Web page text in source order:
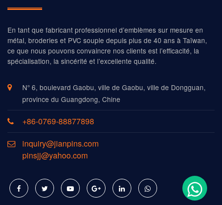
En tant que fabricant professionnel d’emblèmes sur mesure en
métal, broderies et PVC souple depuis plus de 40 ans à Taïwan,
ce que nous pouvons convaincre nos clients est l’efficacité, la
spécialisation, la sincérité et l’excellente qualité.
N° 6, boulevard Gaobu, ville de Gaobu, ville de Dongguan,
province du Guangdong, Chine
+86-0769-88877898
inquiry@jianpins.com
pinsjj@yahoo.com